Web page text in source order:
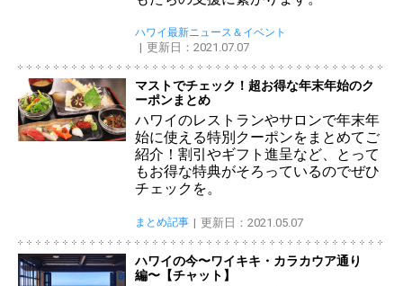
ハワイ最新ニュース＆イベント
更新日：2021.07.07
マストでチェック！超お得な年末年始のク
ーポンまとめ
ハワイのレストランやサロンで年末年
始に使える特別クーポンをまとめてご
紹介！割引やギフト進呈など、とって
もお得な特典がそろっているのでぜひ
チェックを。
まとめ記事 更新日：2021.05.07
ハワイの今〜ワイキキ・カラカウア通り
編〜【チャット】